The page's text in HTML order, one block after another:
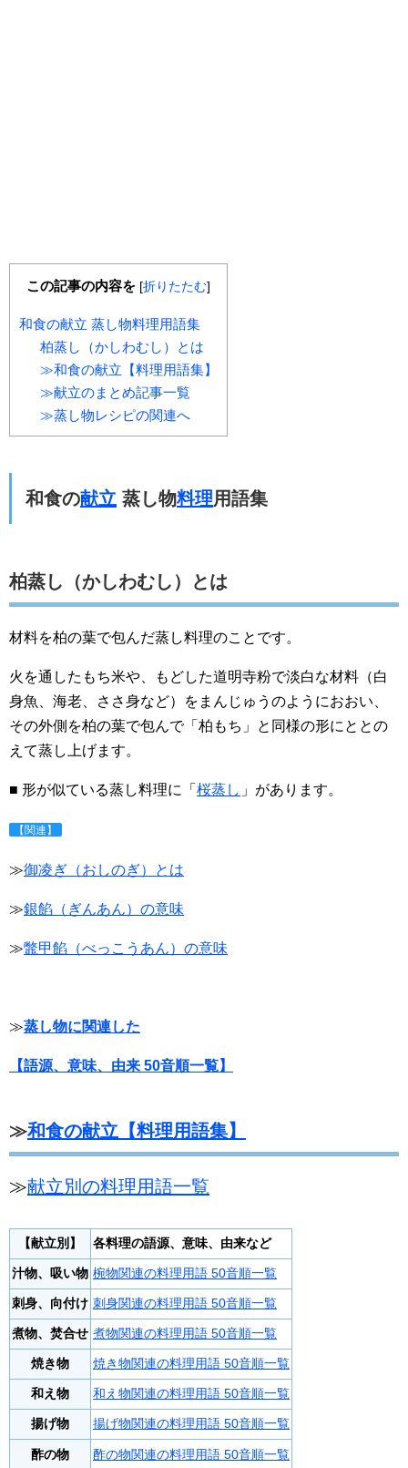
この記事の内容を [折りたたむ]
和食の献立 蒸し物料理用語集
柏蒸し（かしわむし）とは
≫和食の献立【料理用語集】
≫献立のまとめ記事一覧
≫蒸し物レシピの関連へ
和食の献立 蒸し物料理用語集
柏蒸し（かしわむし）とは
材料を柏の葉で包んだ蒸し料理のことです。
火を通したもち米や、もどした道明寺粉で淡白な材料（白
身魚、海老、ささ身など）をまんじゅうのようにおおい、
その外側を柏の葉で包んで「柏もち」と同様の形にととの
えて蒸し上げます。
■ 形が似ている蒸し料理に「 桜蒸し 」があります。
【関連】
≫御凌ぎ（おしのぎ）とは
≫銀餡（ぎんあん）の意味
≫鼈甲餡（べっこうあん）の意味
≫蒸し物に関連した
【語源、意味、由来 50音順一覧】
≫和食の献立【料理用語集】
≫献立別の料理用語一覧
【献立別】 各料理の語源、意味、由来など
汁物、吸い物 椀物関連の料理用語 50音順一覧
刺身、向付け 刺身関連の料理用語 50音順一覧
煮物、焚合せ 煮物関連の料理用語 50音順一覧
焼き物 焼き物関連の料理用語 50音順一覧
和え物 和え物関連の料理用語 50音順一覧
揚げ物 揚げ物関連の料理用語 50音順一覧
酢の物 酢の物関連の料理用語 50音順一覧